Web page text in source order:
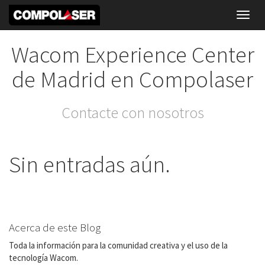
Wacom Experience Center
de Madrid en Compolaser
Contacte con nosotros
Sin entradas aún.
Acerca de este Blog
Toda la información para la comunidad creativa y el uso de la
tecnología Wacom.